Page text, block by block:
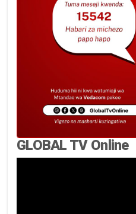
GLOBAL TV Online